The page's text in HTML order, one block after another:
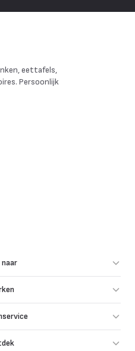
eettafels,
Persoonlijk
naar